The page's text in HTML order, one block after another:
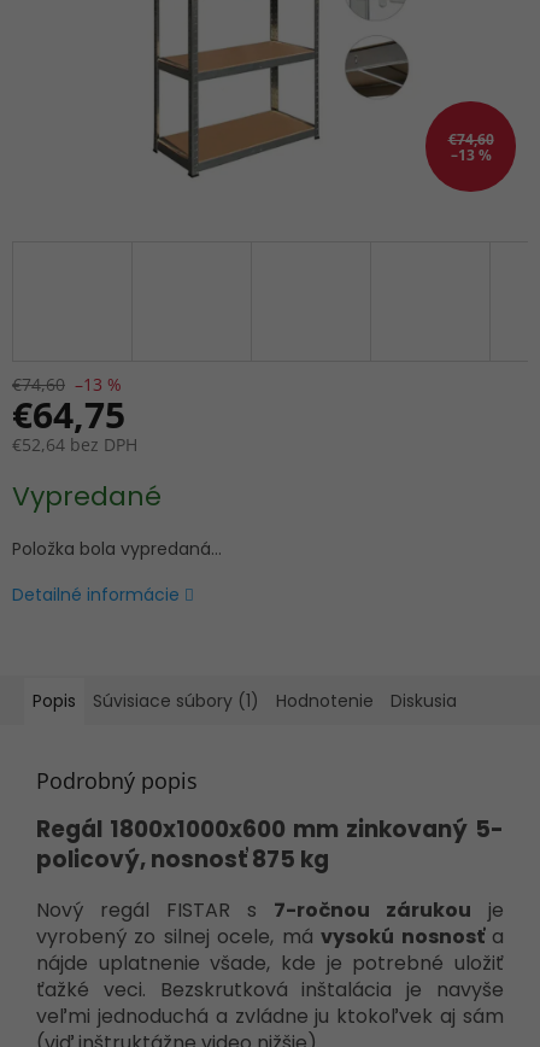
€74,60
–13 %
€74,60 –13 %
€64,75
€52,64 bez DPH
cena:
Vypredané
Položka bola vypredaná…
Detailné informácie
Popis Súvisiace súbory (1) Hodnotenie Diskusia
Podrobný popis
Regál 1800x1000x600 mm zinkovaný 5-
policový, nosnosť 875 kg
Nový regál FISTAR s 7-ročnou zárukou je
vyrobený zo silnej ocele, mávysokú nosnosťa
nájde uplatnenie všade, kde je potrebné uložiť
ťažké veci. Bezskrutková inštalácia je navyše
veľmi jednoduchá a zvládne ju ktokoľvek aj sám